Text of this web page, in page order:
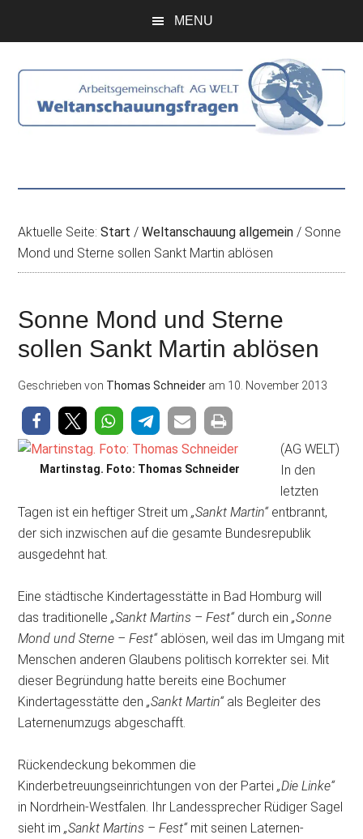
menu
MENU
Aktuelle Seite:Start / Weltanschauung allgemein / Sonne
Mond und Sterne sollen Sankt Martin ablösen
Sonne Mond und Sterne
sollen Sankt Martin ablösen
Geschrieben von Thomas Schneider am 10. November 2013
Martinstag. Foto: Thomas Schneider
(AG WELT)
In den
letzten
Tagen ist ein heftiger Streit um„Sankt Martin“entbrannt,
der sich inzwischen auf die gesamte Bundesrepublik
ausgedehnt hat.
Eine städtische Kindertagesstätte in Bad Homburg will
das traditionelle„Sankt Martins – Fest“durch ein„Sonne
Mond und Sterne – Fest“ablösen, weil das im Umgang mit
Menschen anderen Glaubens politisch korrekter sei. Mit
dieser Begründung hatte bereits eine Bochumer
Kindertagesstätte den„Sankt Martin“als Begleiter des
Laternenumzugs abgeschafft.
Rückendeckung bekommen die
Kinderbetreuungseinrichtungen von der Partei„Die Linke“
in Nordrhein-Westfalen. Ihr Landessprecher Rüdiger Sagel
sieht im„Sankt Martins – Fest“mit seinen Laternen-